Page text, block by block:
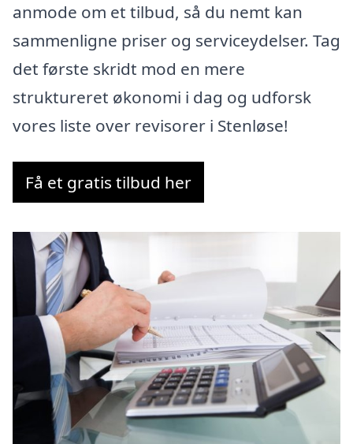
anmode om et tilbud, så du nemt kan
sammenligne priser og serviceydelser. Tag
det første skridt mod en mere
struktureret økonomi i dag og udforsk
vores liste over revisorer i Stenløse!
Få et gratis tilbud her